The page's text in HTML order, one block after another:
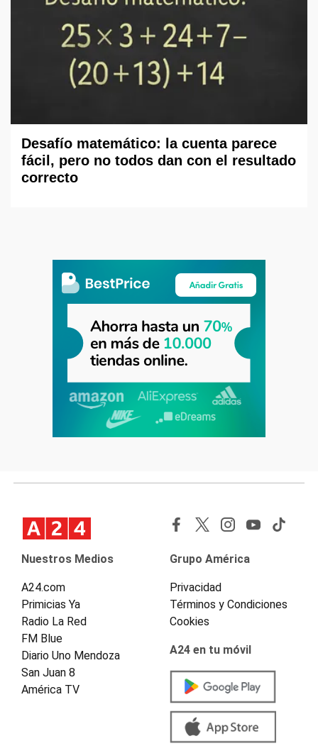
Desafío matemático: la cuenta parece
fácil, pero no todos dan con el resultado
correcto
Nuestros Medios
A24.com
Primicias Ya
Radio La Red
FM Blue
Diario Uno Mendoza
San Juan 8
América TV
Grupo América
Privacidad
Términos y Condiciones
Cookies
A24 en tu móvil